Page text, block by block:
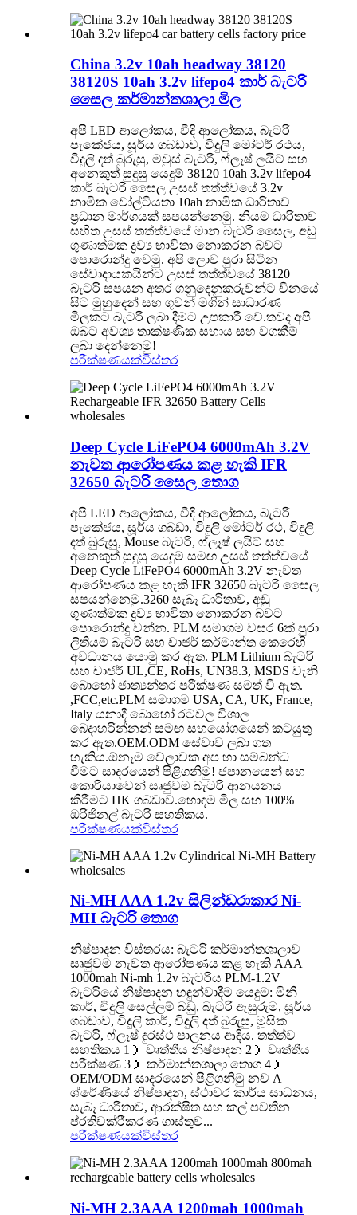
China 3.2v 10ah headway 38120
38120S 10ah 3.2v lifepo4 කාර් බැටරි
සෛල කර්මාන්තශාලා මිල
අපි LED ආලෝකය, වීදි ආලෝකය, බැටරි
පැකේජය, සූර්ය ගබඩාව, විදුලි මෝටර් රථය,
විදුලි දත් බුරුසු, මවුස් බැටරි, ෆ්ලෑෂ් ලයිට් සහ
අනෙකුත් සුදුසු යෙදුම් 38120 10ah 3.2v lifepo4
කාර් බැටරි සෛල උසස් තත්ත්වයේ 3.2v
නාමික වෝල්ටීයතා 10ah නාමික ධාරිතාව
ප්‍රධාන මාර්ගයක් සපයන්නෙමු. නියම ධාරිතාව
සහිත උසස් තත්ත්වයේ මාන බැටරි සෛල, අඩු
ගුණාත්මක ද්‍රව්‍ය භාවිතා නොකරන බවට
පොරොන්දු වෙමු. අපි ලොව පුරා සිටින
සේවාදායකයින්ට උසස් තත්ත්වයේ 38120
බැටරි සපයන අතර ගනුදෙනුකරුවන්ට චීනයේ
සිට මුහුදෙන් සහ ගුවන් මගින් සාධාරණ
මිලකට බැටරි ලබා දීමට උපකාරී වේ.තවද අපි
ඔබට අවශ්‍ය තාක්ෂණික සහාය සහ වගකීම්
ලබා දෙන්නෙමු!
පරීක්ෂණයක්විස්තර
Deep Cycle LiFePO4 6000mAh 3.2V
නැවත ආරෝපණය කළ හැකි IFR
32650 බැටරි සෛල තොග
අපි LED ආලෝකය, වීදි ආලෝකය, බැටරි
පැකේජය, සූර්ය ගබඩා, විදුලි මෝටර් රථ, විදුලි
දත් බුරුසු, Mouse බැටරි, ෆ්ලෑෂ් ලයිට් සහ
අනෙකුත් සුදුසු යෙදුම් සමඟ උසස් තත්ත්වයේ
Deep Cycle LiFePO4 6000mAh 3.2V නැවත
ආරෝපණය කළ හැකි IFR 32650 බැටරි සෛල
සපයන්නෙමු.3260 සැබෑ ධාරිතාව, අඩු
ගුණාත්මක ද්‍රව්‍ය භාවිතා නොකරන බවට
පොරොන්දු වන්න. PLM සමාගම වසර 6ක් පුරා
ලිතියම් බැටරි සහ චාජර් කර්මාන්ත කෙරෙහි
අවධානය යොමු කර ඇත. PLM Lithium බැටරි
සහ චාජර් UL,CE, RoHs, UN38.3, MSDS වැනි
බොහෝ ජාත්‍යන්තර පරීක්ෂණ සමත් වී ඇත.
,FCC,etc.PLM සමාගම USA, CA, UK, France,
Italy යනාදී බොහෝ රටවල විශාල
බෙදාහරින්නන් සමඟ සහයෝගයෙන් කටයුතු
කර ඇත.OEM.ODM සේවාව ලබා ගත
හැකිය.ඕනෑම වේලාවක අප හා සම්බන්ධ
වීමට සාදරයෙන් පිළිගනිමු! ජපානයෙන් සහ
කොරියාවෙන් සෘජුවම බැටරි ආනයනය
කිරීමට HK ගබඩාව.හොඳම මිල සහ 100%
ඔරිජිනල් බැටරි සහතිකය.
පරීක්ෂණයක්විස්තර
Ni-MH AAA 1.2v සිලින්ඩරාකාර Ni-
MH බැටරි තොග
නිෂ්පාදන විස්තරය: බැටරි කර්මාන්තශාලාව
සෘජුවම නැවත ආරෝපණය කළ හැකි AAA
1000mah Ni-mh 1.2v බැටරිය PLM-1.2V
බැටරියේ නිෂ්පාදන හඳුන්වාදීම යෙදුම: මිනි
කාර්, විදුලි සෙල්ලම් බඩු, බැටරි ඇසුරුම, සූර්ය
ගබඩාව, විදුලි කාර්, විදුලි දත් බුරුසු, මූසික
බැටරි, ෆ්ලෑෂ් දුරස්ථ පාලනය ආදිය. තත්ත්ව
සහතිකය 1） වෘත්තීය නිෂ්පාදන 2） වෘත්තීය
පරීක්ෂණ 3） කර්මාන්තශාලා තොග 4）
OEM/ODM සාදරයෙන් පිළිගනිමු නව A
ශ්රේණියේ නිෂ්පාදන, ස්ථාවර කාර්ය සාධනය,
සැබෑ ධාරිතාව, ආරක්ෂිත සහ කල් පවතින
ප්රතිචක්රීකරණ ගාස්තුව...
පරීක්ෂණයක්විස්තර
Ni-MH 2.3AAA 1200mah 1000mah